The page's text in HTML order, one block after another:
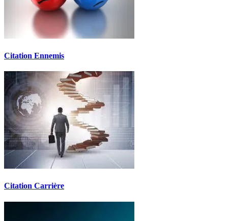
Citation Ennemis
Citation Carrière